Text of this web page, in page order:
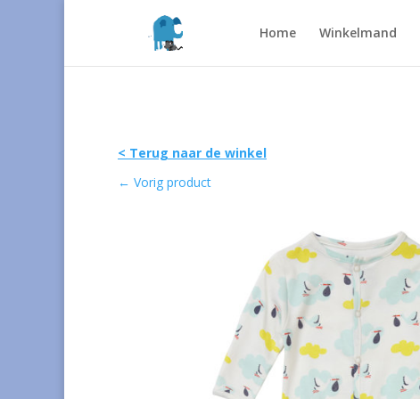
Home Winkelmand
< Terug naar de winkel
← Vorig product